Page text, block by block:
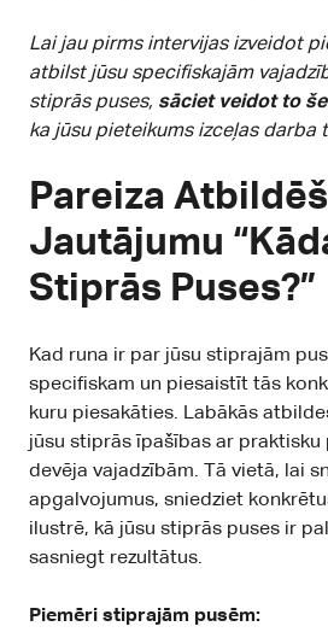
Lai jau pirms intervijas izveidot
atbilst jūsu specifiskajām
stiprās puses, sāciet veidot to
ka jūsu pieteikums izceļas darba
Pareiza
Jautājumu
Stiprās Puses?”
Kad runa ir par jūsu stiprajām
specifiskam un piesaistīt tās
kuru piesakāties. Labākās
jūsu stiprās īpašības ar praktisku
devēja vajadzībām. Tā vietā, lai
apgalvojumus, sniedziet
ilustrē, kā jūsu stiprās puses ir
sasniegt rezultātus.
Piemēri stiprajām pusēm: